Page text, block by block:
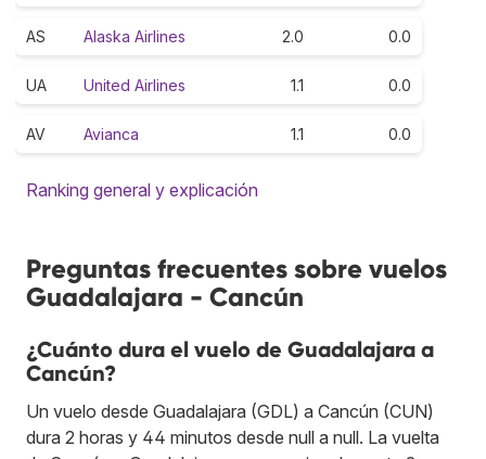
AS Alaska Airlines 2.0 0.0
UA United Airlines 1.1 0.0
AV Avianca 1.1 0.0
Ranking general y explicación
Preguntas frecuentes sobre vuelos
Guadalajara - Cancún
¿Cuánto dura el vuelo de Guadalajara a
Cancún?
Un vuelo desde Guadalajara (GDL) a Cancún (CUN)
dura 2 horas y 44 minutos desde null a null. La vuelta